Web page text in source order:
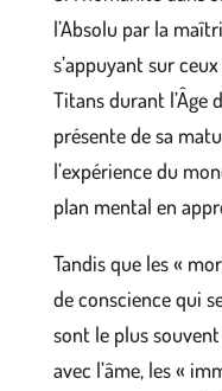
l’Absolu par la
s’appuyant sur
Titans durant l’Âge
présente de sa
l’expérience du
plan mental en
Tandis que les «
de conscience qui
sont le plus
avec l’âme, les «